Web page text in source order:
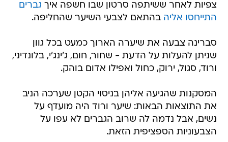
צפיות לאחר ששיתפה סרטון שבו חשפה איך גברים
התייחסו אליה בהתאם לצבעי השיער שהחליפה.
סברינה צבעה את שיערה הארוך כמעט בכל גוון
שניתן להעלות על הדעת - שחור, חום, ג'ינג'י, בלונדיני,
ורוד, סגול, ירוק, כחול ואפילו אדום בוהק.
המסקנות שהגיעה אליהן בניסוי הקטן שערכה הניב
את התוצאות הבאות: שיער ורוד היה מועדף על
נשים, אבל נדמה לה שרוב הגברים לא עפו על
הצבעוניות הספציפית הזאת.